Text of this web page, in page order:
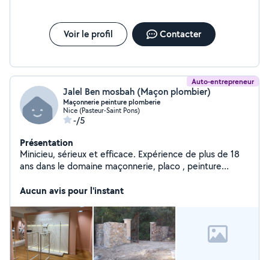
Voir le profil Contacter
Auto-entrepreneur
Jalel Ben mosbah (Maçon plombier)
Maçonnerie peinture plomberie
Nice (Pasteur-Saint Pons)
-/5
Présentation
Minicieu, sérieux et efficace. Expérience de plus de 18
ans dans le domaine maçonnerie, placo , peinture
et de camion pour la bonne réalisation de vos travaux
Aucun avis pour l'instant